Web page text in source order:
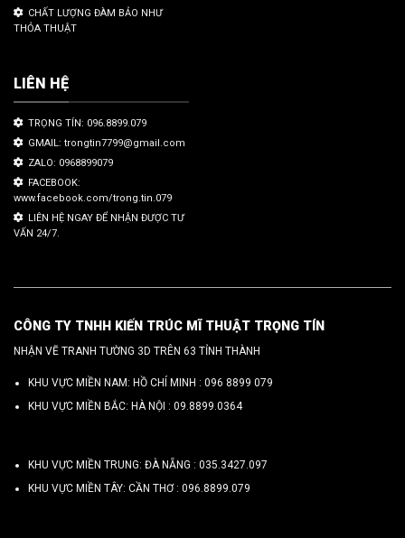
CHẤT LƯỢNG ĐÀM BẢO NHƯ
THỎA THUẬT
LIÊN HỆ
TRỌNG TÍN: 096.8899.079
GMAIL: trongtin7799@gmail.com
ZALO: 0968899079
FACEBOOK:
www.facebook.com/trong.tin.079
LIÊN HỆ NGAY ĐỂ NHẬN ĐƯỢC TƯ
VẤN 24/7.
CÔNG TY TNHH KIẾN TRÚC MĨ THUẬT TRỌNG TÍN
NHẬN VẼ TRANH TƯỜNG 3D TRÊN 63 TỈNH THÀNH
KHU VỰC MIỀN NAM: HỒ CHÍ MINH : 096 8899 079
KHU VỰC MIỀN BẮC: HÀ NỘI : 09.8899.0364
KHU VỰC MIỀN TRUNG: ĐÀ NẴNG : 035.3427.097
KHU VỰC MIỀN TÂY: CẦN THƠ : 096.8899.079